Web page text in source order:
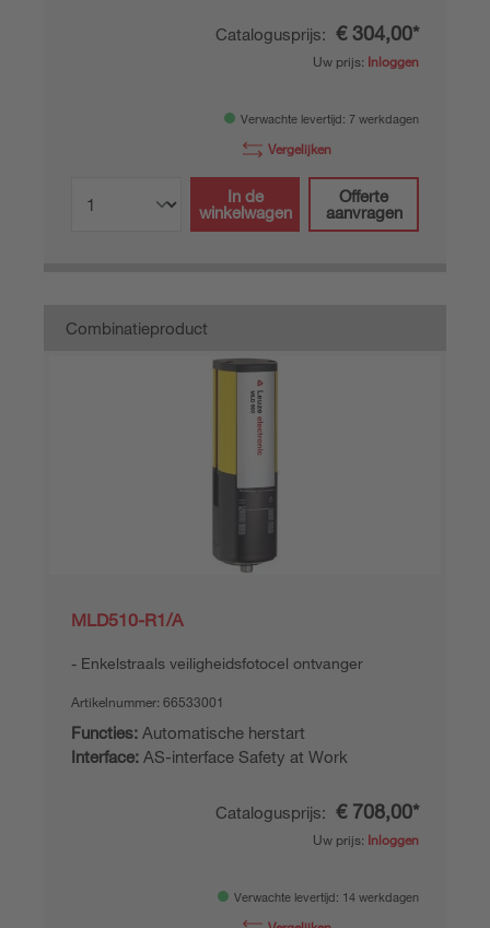
Catalogusprijs: € 304,00*
Uw prijs: Inloggen
Verwachte levertijd: 7 werkdagen
Vergelijken
In de
winkelwagen
Offerte
aanvragen
Combinatieproduct
MLD510-R1/A
Enkelstraals veiligheidsfotocel ontvanger
Artikelnummer: 66533001
Functies: Automatische herstart
Interface: AS-interface Safety at Work
Catalogusprijs: € 708,00*
Uw prijs: Inloggen
Verwachte levertijd: 14 werkdagen